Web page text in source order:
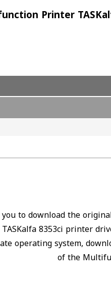
Printer
to download the
TASKalfa 8353ci printer
operating system,
of the